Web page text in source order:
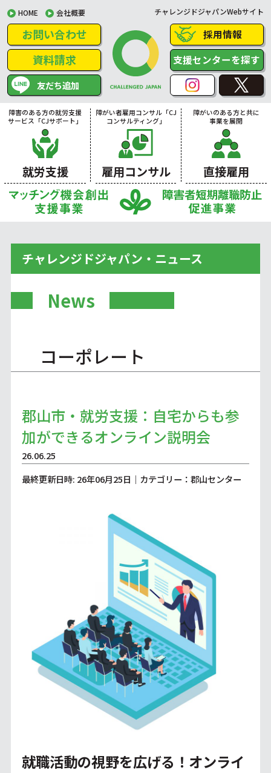
HOME 会社概要 チャレンジドジャパンWebサイト
お問い合わせ
資料請求
友だち追加
採用情報
支援センターを探す
障害のある方の就労支援
サービス「CJサポート」
就労支援
障がい者雇用コンサル「CJ
コンサルティング」
雇用コンサル
障がいのある方と共に
事業を展開
直接雇用
チャレンジドジャパン・ニュース
News
コーポレート
郡山市・就労支援：自宅からも参
加ができるオンライン説明会
26.06.25
最終更新日時: 26年06月25日｜カテゴリー：郡山センター
就職活動の視野を広げる！オンライ